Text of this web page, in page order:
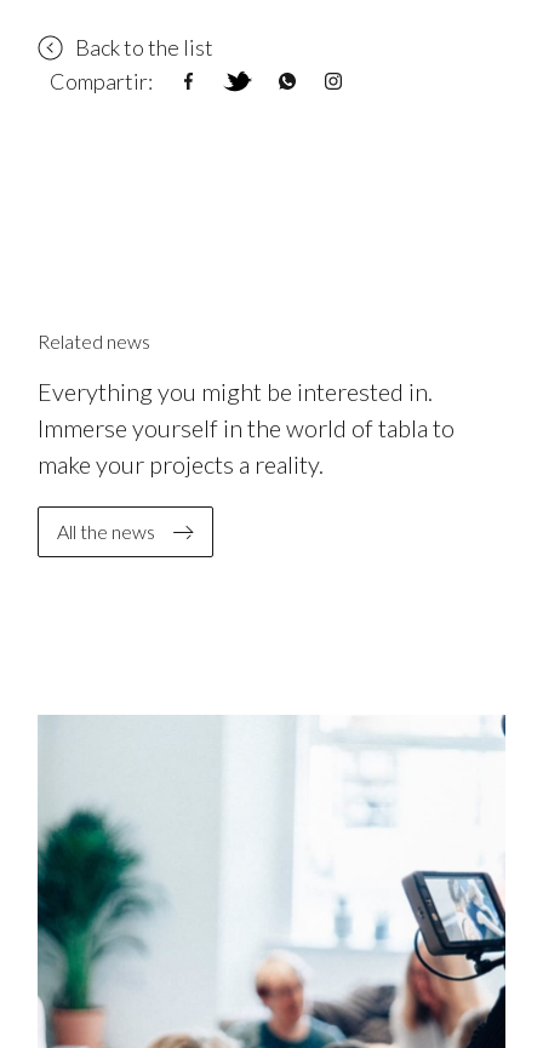
Back to the list
Compartir:
Related news
Everything you might be interested in.
Immerse yourself in the world of tabla to
make your projects a reality.
All the news